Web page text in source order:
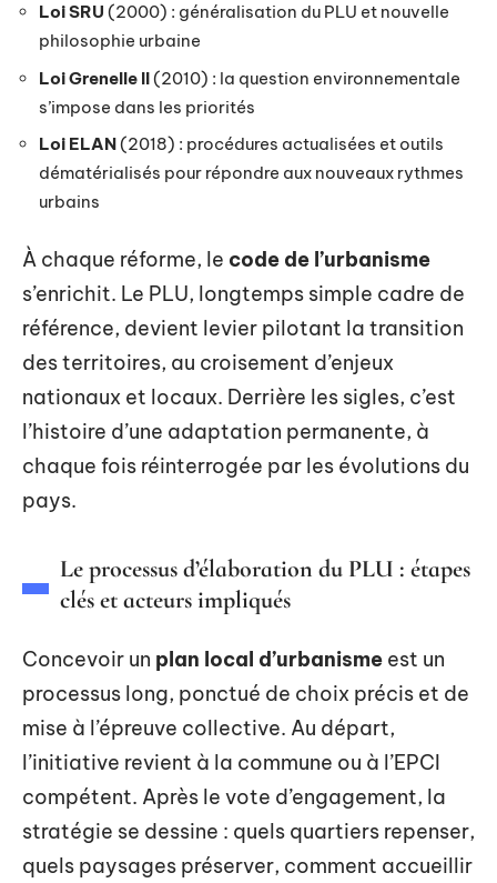
Loi SRU (2000) : généralisation du PLU et nouvelle
philosophie urbaine
Loi Grenelle II(2010) : la question environnementale
s’impose dans les priorités
Loi ELAN(2018) : procédures actualisées et outils
dématérialisés pour répondre aux nouveaux rythmes
urbains
À chaque réforme, le code de l’urbanisme
s’enrichit. Le PLU, longtemps simple cadre de
référence, devient levier pilotant la transition
des territoires, au croisement d’enjeux
nationaux et locaux. Derrière les sigles, c’est
l’histoire d’une adaptation permanente, à
chaque fois réinterrogée par les évolutions du
pays.
Le processus d’élaboration du PLU : étapes
clés et acteurs impliqués
Concevoir un plan local d’urbanisme est un
processus long, ponctué de choix précis et de
mise à l’épreuve collective. Au départ,
l’initiative revient à la commune ou à l’EPCI
compétent. Après le vote d’engagement, la
stratégie se dessine : quels quartiers repenser,
quels paysages préserver, comment accueillir